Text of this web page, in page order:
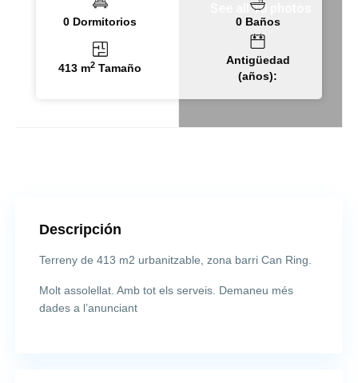
See all 10 photos
0 Dormitorios 0 Baños
413 m2 Tamaño
Antigüedad
(años):
Descripción
Terreny de 413 m2 urbanitzable, zona barri Can Ring.
Molt assolellat. Amb tot els serveis. Demaneu més
dades a l’anunciant